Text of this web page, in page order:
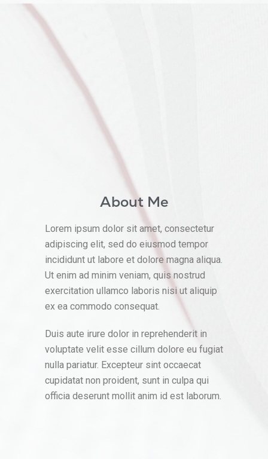
About Me
Lorem ipsum dolor sit amet, consectetur
adipiscing elit, sed do eiusmod tempor
incididunt ut labore et dolore magna aliqua.
Ut enim ad minim veniam, quis nostrud
exercitation ullamco laboris nisi ut aliquip
ex ea commodo consequat.
Duis aute irure dolor in reprehenderit in
voluptate velit esse cillum dolore eu fugiat
nulla pariatur. Excepteur sint occaecat
cupidatat non proident, sunt in culpa qui
officia deserunt mollit anim id est laborum.